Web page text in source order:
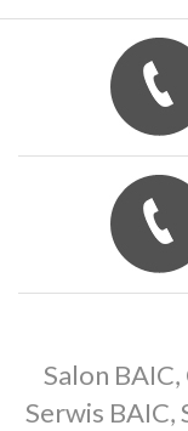
Salon BAIC,
Serwis BAIC,